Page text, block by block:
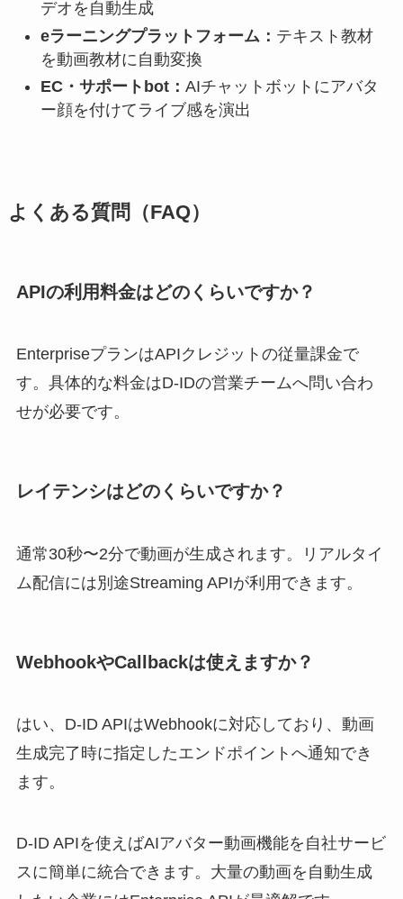
デオを自動生成
eラーニングプラットフォーム： テキスト教材
を動画教材に自動変換
EC・サポートbot： AIチャットボットにアバタ
ー顔を付けてライブ感を演出
よくある質問（FAQ）
APIの利用料金はどのくらいですか？
EnterpriseプランはAPIクレジットの従量課金で
す。具体的な料金はD-IDの営業チームへ問い合わ
せが必要です。
レイテンシはどのくらいですか？
通常30秒〜2分で動画が生成されます。リアルタイ
ム配信には別途Streaming APIが利用できます。
WebhookやCallbackは使えますか？
はい、D-ID APIはWebhookに対応しており、動画
生成完了時に指定したエンドポイントへ通知でき
ます。
D-ID APIを使えばAIアバター動画機能を自社サービ
スに簡単に統合できます。大量の動画を自動生成